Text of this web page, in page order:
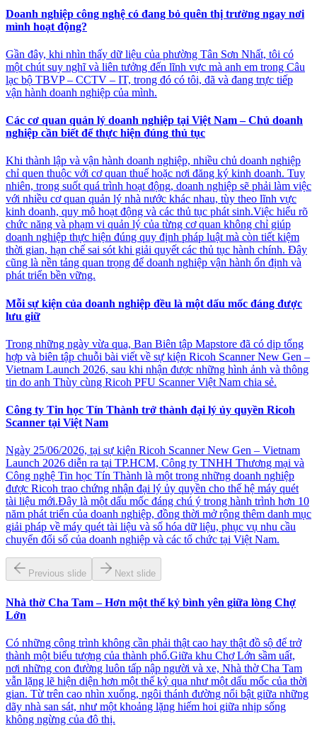
Doanh nghiệp công nghệ có đang bỏ quên thị trường ngay nơi
mình hoạt động?
Gần đây, khi nhìn thấy dữ liệu của phường Tân Sơn Nhất, tôi có
một chút suy nghĩ và liên tưởng đến lĩnh vực mà anh em trong Câu
lạc bộ TBVP – CCTV – IT, trong đó có tôi, đã và đang trực tiếp
vận hành doanh nghiệp của mình.
Các cơ quan quản lý doanh nghiệp tại Việt Nam – Chủ doanh
nghiệp cần biết để thực hiện đúng thủ tục
Khi thành lập và vận hành doanh nghiệp, nhiều chủ doanh nghiệp
chỉ quen thuộc với cơ quan thuế hoặc nơi đăng ký kinh doanh. Tuy
nhiên, trong suốt quá trình hoạt động, doanh nghiệp sẽ phải làm việc
với nhiều cơ quan quản lý nhà nước khác nhau, tùy theo lĩnh vực
kinh doanh, quy mô hoạt động và các thủ tục phát sinh.Việc hiểu rõ
chức năng và phạm vi quản lý của từng cơ quan không chỉ giúp
doanh nghiệp thực hiện đúng quy định pháp luật mà còn tiết kiệm
thời gian, hạn chế sai sót khi giải quyết các thủ tục hành chính. Đây
cũng là nền tảng quan trọng để doanh nghiệp vận hành ổn định và
phát triển bền vững.
Mỗi sự kiện của doanh nghiệp đều là một dấu mốc đáng được
lưu giữ
Trong những ngày vừa qua, Ban Biên tập Mapstore đã có dịp tổng
hợp và biên tập chuỗi bài viết về sự kiện Ricoh Scanner New Gen –
Vietnam Launch 2026, sau khi nhận được những hình ảnh và thông
tin do anh Thùy cùng Ricoh PFU Scanner Việt Nam chia sẻ.
Công ty Tin học Tín Thành trở thành đại lý ủy quyền Ricoh
Scanner tại Việt Nam
Ngày 25/06/2026, tại sự kiện Ricoh Scanner New Gen – Vietnam
Launch 2026 diễn ra tại TP.HCM, Công ty TNHH Thương mại và
Công nghệ Tin học Tín Thành là một trong những doanh nghiệp
được Ricoh trao chứng nhận đại lý ủy quyền cho thế hệ máy quét
tài liệu mới.Đây là một dấu mốc đáng chú ý trong hành trình hơn 10
năm phát triển của doanh nghiệp, đồng thời mở rộng thêm danh mục
giải pháp về máy quét tài liệu và số hóa dữ liệu, phục vụ nhu cầu
chuyển đổi số của doanh nghiệp và các tổ chức tại Việt Nam.
Previous slide Next slide
Nhà thờ Cha Tam – Hơn một thế kỷ bình yên giữa lòng Chợ
Lớn
Có những công trình không cần phải thật cao hay thật đồ sộ để trở
thành một biểu tượng của thành phố.Giữa khu Chợ Lớn sầm uất,
nơi những con đường luôn tấp nập người và xe, Nhà thờ Cha Tam
vẫn lặng lẽ hiện diện hơn một thế kỷ qua như một dấu mốc của thời
gian. Từ trên cao nhìn xuống, ngôi thánh đường nổi bật giữa những
dãy nhà san sát, như một khoảng lặng hiếm hoi giữa nhịp sống
không ngừng của đô thị.